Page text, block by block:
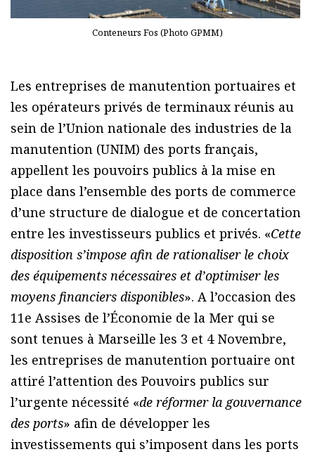
Conteneurs Fos (Photo GPMM)
Les entreprises de manutention portuaires et
les opérateurs privés de terminaux réunis au
sein de l’Union nationale des industries de la
manutention (UNIM) des ports français,
appellent les pouvoirs publics à la mise en
place dans l’ensemble des ports de commerce
d’une structure de dialogue et de concertation
entre les investisseurs publics et privés. «Cette
disposition s’impose afin de rationaliser le choix
des équipements nécessaires et d’optimiser les
moyens financiers disponibles». A l’occasion des
11e Assises de l’Économie de la Mer qui se
sont tenues à Marseille les 3 et 4 Novembre,
les entreprises de manutention portuaire ont
attiré l’attention des Pouvoirs publics sur
l’urgente nécessité «de réformer la gouvernance
des ports» afin de développer les
investissements qui s’imposent dans les ports